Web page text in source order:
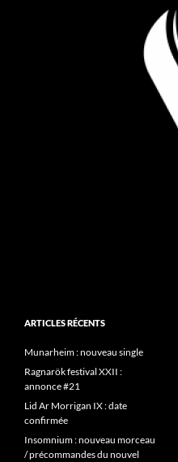
Folk Pagan Webzine
ARTICLES RÉCENTS
Munarheim : nouveau single
Ragnarök festival XXII :
annonce #21
Lid Ar Morrigan IX : date
confirmée
Insomnium : nouveau morceau
/ précommandes du nouvel